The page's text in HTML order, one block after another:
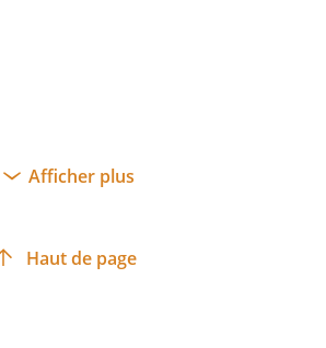
Afficher plus
Haut de page